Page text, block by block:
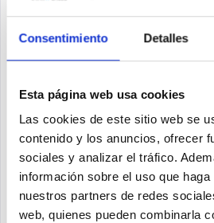
Consentimiento Detalles
Esta página web usa cookies
Las cookies de este sitio web se
contenido y los anuncios, ofrecer
sociales y analizar el tráfico.
información sobre el uso que
nuestros partners de redes
web, quienes pueden combinarla
Estado del artículo
Añadir a la
SOLICITE UN PRECIO
Recordar Solicitud de